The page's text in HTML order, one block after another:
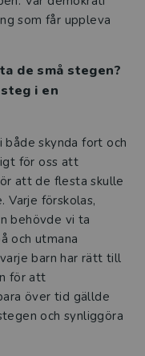
så stöttar Eslöv
– på
språket i
nyfikenhet
som kritor
inspiration
på förskolan
och
som får uppleva
de små stegen?
i en
skynda fort och
för oss att
att de flesta skulle
Varje förskolas,
behövde vi ta
och utmana
barn har rätt till
för att
över tid gällde
och synliggöra